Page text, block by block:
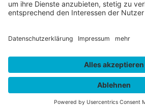
info@wellfair.ngo
All rights reserved well:fair foundation 2023.